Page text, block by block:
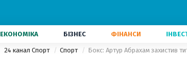
ЕКОНОМІКА БІЗНЕС ФІНАНСИ
24 канал Спорт Спорт Бокс: Артур Абрахам захистив